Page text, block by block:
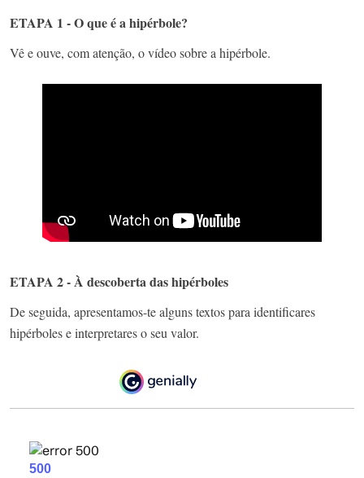
ETAPA 1 - O que é a hipérbole?
Vê e ouve, com atenção, o vídeo sobre a hipérbole.
ETAPA 2 - À descoberta das hipérboles
De seguida, apresentamos-te alguns textos para identificares
hipérboles e interpretares o seu valor.